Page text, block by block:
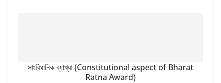
সাংবিধানিক ব্যাখ্যা (Constitutional aspect of Bharat
Ratna Award)